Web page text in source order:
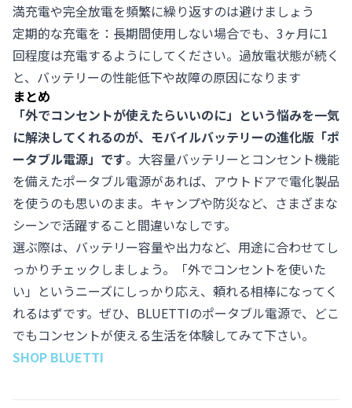
満充電や完全放電を頻繁に繰り返すのは避けましょう
定期的な充電を：長期間使用しない場合でも、3ヶ月に1
回程度は充電するようにしてください。過放電状態が続く
と、バッテリーの性能低下や故障の原因になります
まとめ
「外でコンセントが使えたらいいのに」という悩みを一気
に解決してくれるのが、モバイルバッテリーの進化版「ポ
ータブル電源」です。大容量バッテリーとコンセント機能
を備えたポータブル電源があれば、アウトドアで電化製品
を使うのも思いのまま。キャンプや防災など、さまざまな
シーンで活躍すること間違いなしです。
選ぶ際は、バッテリー容量や出力など、用途に合わせてし
っかりチェックしましょう。「外でコンセントを使いた
い」というニーズにしっかり応え、頼れる相棒になってく
れるはずです。ぜひ、BLUETTIのポータブル電源で、どこ
でもコンセントが使える生活を体験してみて下さい。
SHOP BLUETTI